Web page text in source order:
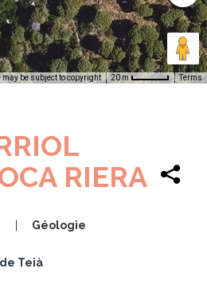
may be subject to copyright 20 m Terms
RIERA
Géologie
Teià